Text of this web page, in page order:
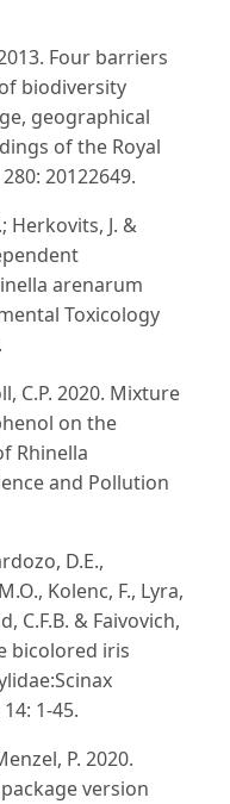
Four barriers
biodiversity
geographical
of the Royal
20122649.
Herkovits, J. &
arenarum
Toxicology
C.P. 2020. Mixture
on the
Rhinella
and Pollution
D.E.,
Kolenc, F., Lyra,
C.F.B. & Faivovich,
bicolored iris
1-45.
P. 2020.
version